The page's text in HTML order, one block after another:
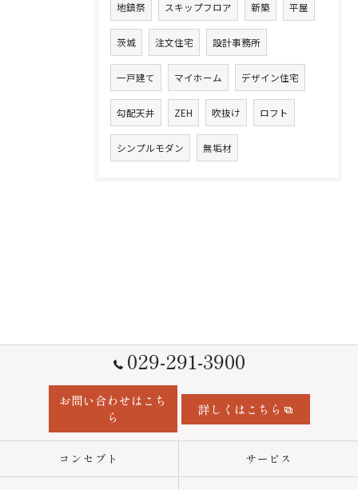
地鎮祭 スキップフロア 新築 平屋
茨城 注文住宅 設計事務所
一戸建て マイホーム デザイン住宅
勾配天井 ZEH 吹抜け ロフト
シンプルモダン 無垢材
029-291-3900
お問い合わせはこち
ら
詳しくはこちら
コンセプト サービス